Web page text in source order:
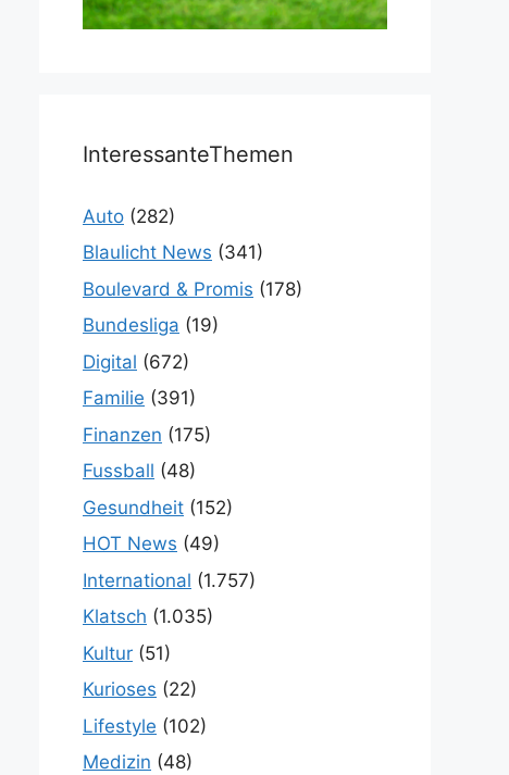
InteressanteThemen
Auto (282)
Blaulicht News (341)
Boulevard & Promis (178)
Bundesliga (19)
Digital (672)
Familie (391)
Finanzen (175)
Fussball (48)
Gesundheit (152)
HOT News (49)
International (1.757)
Klatsch (1.035)
Kultur (51)
Kurioses (22)
Lifestyle (102)
Medizin (48)